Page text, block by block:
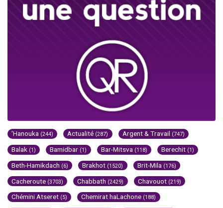
'Hanouka (244) Actualité (287) Argent & Travail (747)
Balak (1) Bamidbar (1) Bar-Mitsva (118) Berechit (1)
Beth-Hamikdach (6) Brakhot (1520) Brit-Mila (176)
Cacheroute (3703) Chabbath (2429) Chavouot (219)
Chémini Atseret (5) Chemirat haLachone (188)